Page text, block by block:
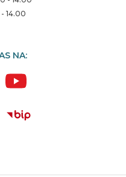
14.00
NA: